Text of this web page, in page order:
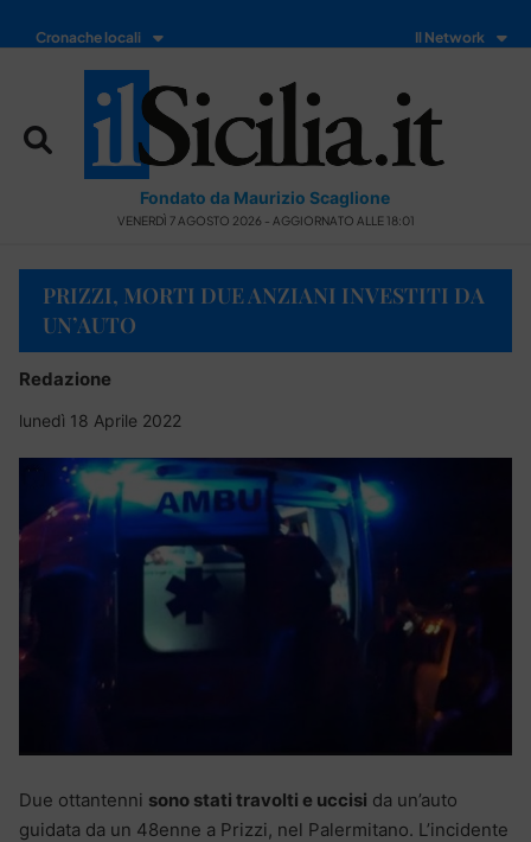
Cronache locali Il Network
Fondato da Maurizio Scaglione
VENERDÌ 7 AGOSTO 2026 - AGGIORNATO ALLE 18:01
PRIZZI, MORTI DUE ANZIANI INVESTITI DA
UN’AUTO
Redazione
lunedì 18 Aprile 2022
Due ottantenni sono stati travolti e uccisi da un’auto
guidata da un 48enne a Prizzi, nel Palermitano. L’incidente